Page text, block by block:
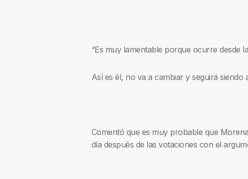
“Es muy lamentable porque ocurre desde
Así es él, no va a cambiar y seguirá
Comentó que es muy probable que
día después de las votaciones con el